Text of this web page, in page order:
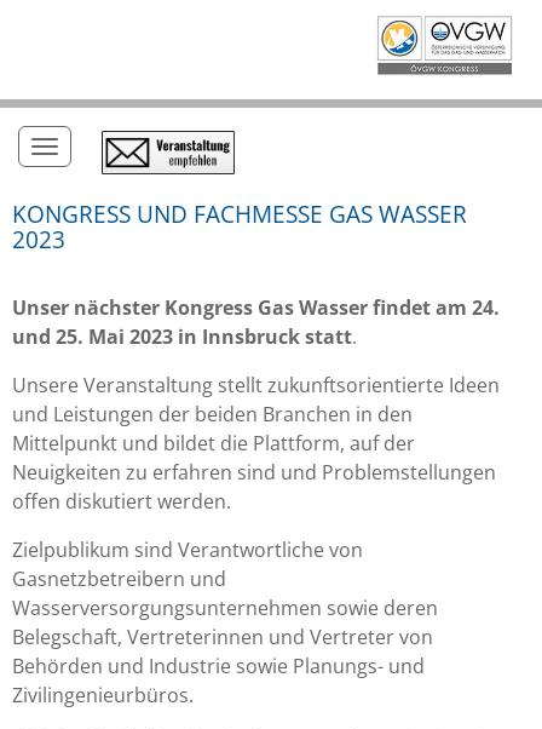
Toggle navigation
KONGRESS UND FACHMESSE GAS WASSER
2023
Unser nächster Kongress Gas Wasser findet am 24.
und 25. Mai 2023 in Innsbruck statt.
Unsere Veranstaltung stellt zukunftsorientierte Ideen
und Leistungen der beiden Branchen in den
Mittelpunkt und bildet die Plattform, auf der
Neuigkeiten zu erfahren sind und Problemstellungen
offen diskutiert werden.
Zielpublikum sind Verantwortliche von
Gasnetzbetreibern und
Wasserversorgungsunternehmen sowie deren
Belegschaft, Vertreterinnen und Vertreter von
Behörden und Industrie sowie Planungs- und
Zivilingenieurbüros.